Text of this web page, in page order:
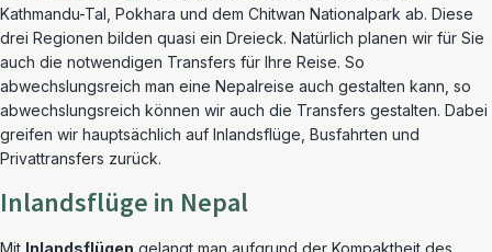
Kathmandu-Tal, Pokhara und dem Chitwan Nationalpark ab. Diese
drei Regionen bilden quasi ein Dreieck. Natürlich planen wir für Sie
auch die notwendigen Transfers für Ihre Reise. So
abwechslungsreich man eine Nepalreise auch gestalten kann, so
abwechslungsreich können wir auch die Transfers gestalten. Dabei
greifen wir hauptsächlich auf Inlandsflüge, Busfahrten und
Privattransfers zurück.
Inlandsflüge in Nepal
Mit Inlandsflügen gelangt man aufgrund der Kompaktheit des